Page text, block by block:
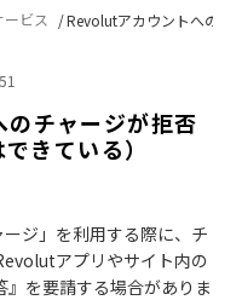
ービス Revolutアカウントへのチ
チャージが拒否
きている）
ジ」を利用する際に、チ
アプリやサイト内の
を要請する場合がありま